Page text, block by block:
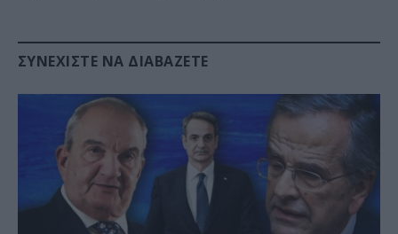
ΣΥΝΕΧΊΣΤΕ ΝΑ ΔΙΑΒΆΖΕΤΕ